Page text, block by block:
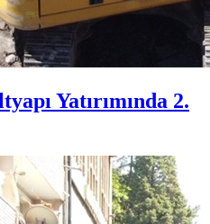
Yatırımında 2.